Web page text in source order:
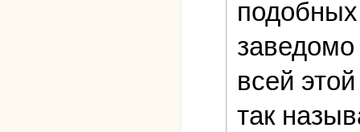
заведомо
всей
так